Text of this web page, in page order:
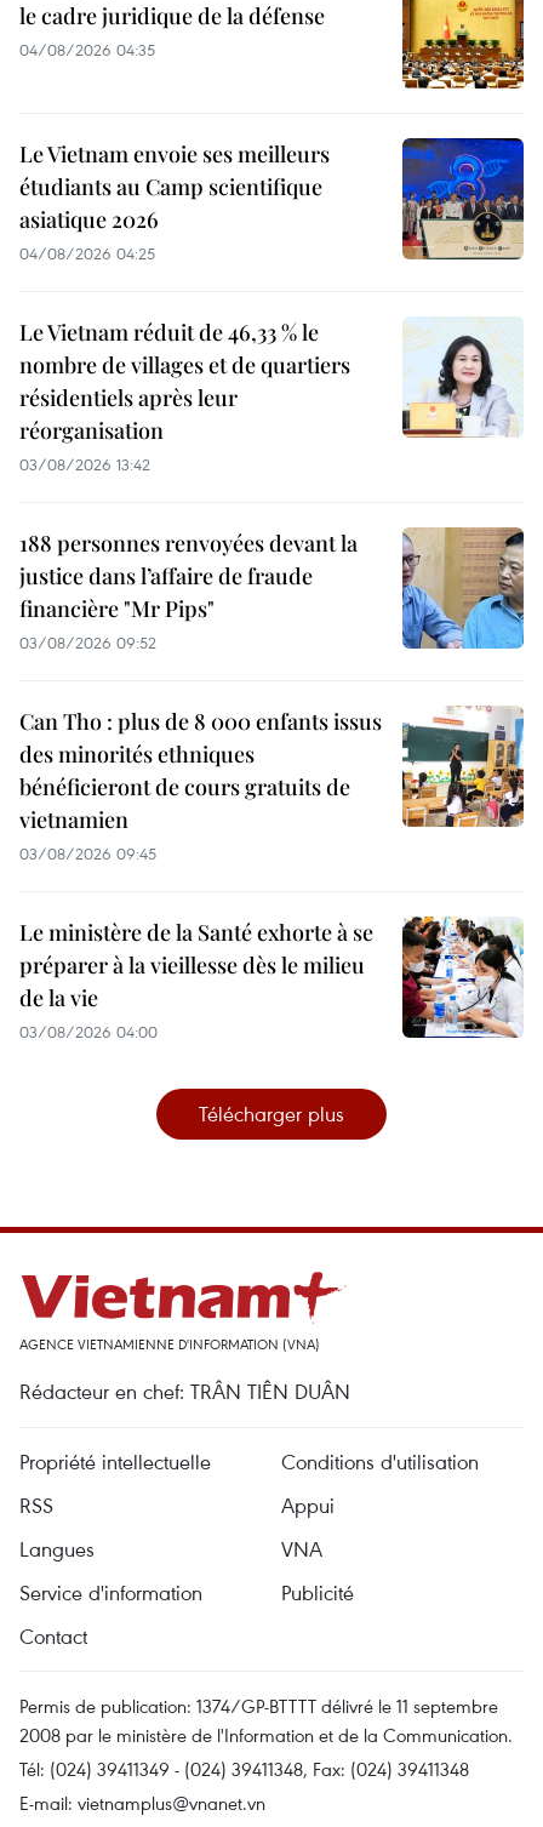
le cadre juridique de la défense
04/08/2026 04:35
Le Vietnam envoie ses meilleurs
étudiants au Camp scientifique
asiatique 2026
04/08/2026 04:25
Le Vietnam réduit de 46,33 % le
nombre de villages et de quartiers
résidentiels après leur
réorganisation
03/08/2026 13:42
188 personnes renvoyées devant la
justice dans l’affaire de fraude
financière "Mr Pips"
03/08/2026 09:52
Can Tho : plus de 8 000 enfants issus
des minorités ethniques
bénéficieront de cours gratuits de
vietnamien
03/08/2026 09:45
Le ministère de la Santé exhorte à se
préparer à la vieillesse dès le milieu
de la vie
03/08/2026 04:00
Télécharger plus
AGENCE VIETNAMIENNE D'INFORMATION (VNA)
Rédacteur en chef: TRÂN TIÊN DUÂN
Propriété intellectuelle
Conditions d'utilisation
RSS
Appui
Langues
VNA
Service d'information
Publicité
Contact
Permis de publication: 1374/GP-BTTTT délivré le 11 septembre
2008 par le ministère de l'Information et de la Communication.
Tél: (024) 39411349 - (024) 39411348, Fax: (024) 39411348
E-mail: vietnamplus@vnanet.vn